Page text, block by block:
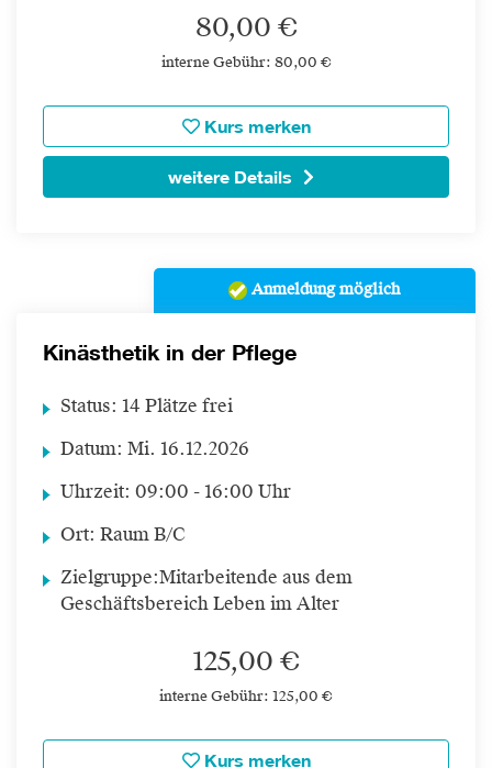
80,00 €
interne Gebühr: 80,00 €
Kurs merken
weitere Details
Anmeldung möglich
Kinästhetik in der Pflege
Status: 14 Plätze frei
Datum: Mi. 16.12.2026
Uhrzeit: 09:00 - 16:00 Uhr
Ort: Raum B/C
Zielgruppe:Mitarbeitende aus dem
Geschäftsbereich Leben im Alter
125,00 €
interne Gebühr: 125,00 €
Kurs merken